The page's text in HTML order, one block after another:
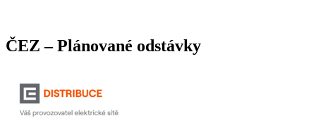
ČEZ – Plánované odstávky